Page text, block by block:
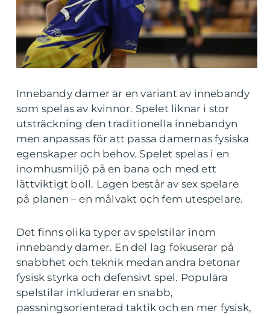
Innebandy damer är en variant av innebandy
som spelas av kvinnor. Spelet liknar i stor
utsträckning den traditionella innebandyn
men anpassas för att passa damernas fysiska
egenskaper och behov. Spelet spelas i en
inomhusmiljö på en bana och med ett
lättviktigt boll. Lagen består av sex spelare
på planen – en målvakt och fem utespelare.
Det finns olika typer av spelstilar inom
innebandy damer. En del lag fokuserar på
snabbhet och teknik medan andra betonar
fysisk styrka och defensivt spel. Populära
spelstilar inkluderar en snabb,
passningsorienterad taktik och en mer fysisk,